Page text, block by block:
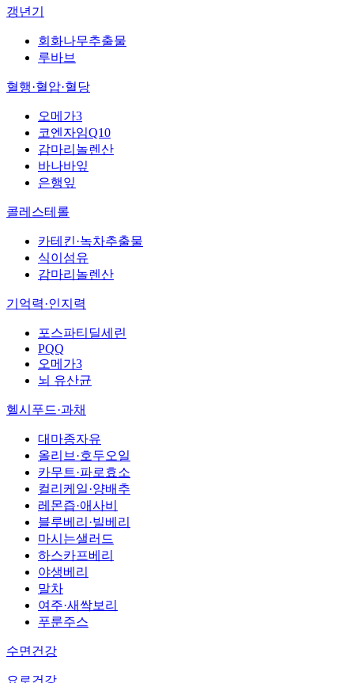
갱년기
회화나무추출물
루바브
혈행·혈압·혈당
오메가3
코엔자임Q10
감마리놀렌산
바나바잎
은행잎
콜레스테롤
카테킨·녹차추출물
식이섬유
감마리놀렌산
기억력·인지력
포스파티딜세린
PQQ
오메가3
뇌 유산균
헬시푸드·과채
대마종자유
올리브·호두오일
카무트·파로효소
컬리케일·양배추
레몬즙·애사비
블루베리·빌베리
마시는샐러드
하스카프베리
야생베리
말차
여주·새싹보리
푸룬주스
수면건강
요로건강